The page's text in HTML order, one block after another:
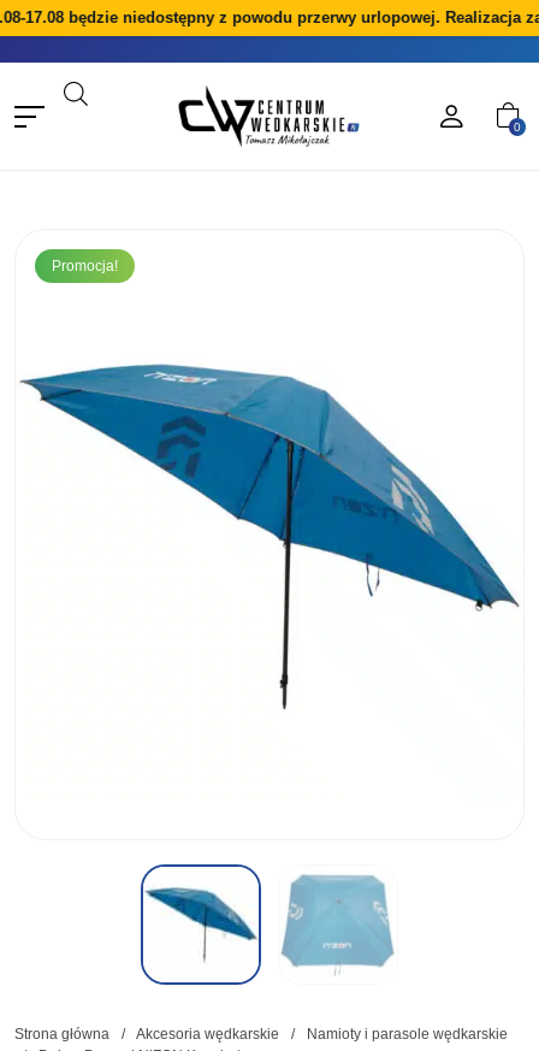
17.08 będzie niedostępny z powodu przerwy urlopowej. Realizacja
0
Promocja!
Strona główna / Akcesoria wędkarskie /
Namioty i parasole wędkarskie